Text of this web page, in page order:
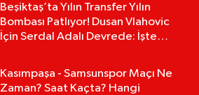
Beşiktaş’ta Yılın Transfer Yılın
Bombası Patlıyor! Dusan Vlahovic
İçin Serdal Adalı Devrede: İşte
Kasımpaşa - Samsunspor Maçı Ne
Zaman? Saat Kaçta? Hangi